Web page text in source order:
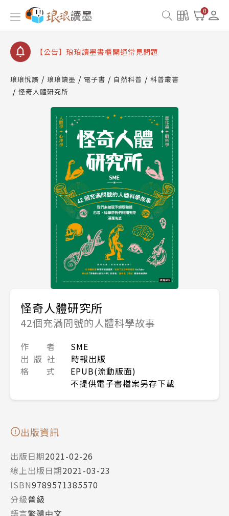
0
【公告】因 Readmoo 讀墨系統維護中，本站同步暫
停部分閱讀服務
【公告】琅琅讀墨數位閱讀資產合併與書櫃開通申請
【公告】琅琅讀墨書櫃開通常見問題
請圖文教學
【公告】琅琅書店服務升級重要說明及資產合併結果
查詢
【公告】因 Readmoo 讀墨系統維護中，本站同步暫
停部分閱讀服務
琅琅悅讀 琅琅讀墨 電子書 自然科普
科普叢書
怪奇人體研究所
怪奇人體研究所
42個充滿問號的人體科學故事
作 者
SME
出 版 社
時報出版
格 式
EPUB(流動版面)
不提供電子書檔案另存下載
出版資訊
出版日期2021-02-26
線上出版日期2021-03-23
ISBN9789571385570
分級普級
語言繁體中文